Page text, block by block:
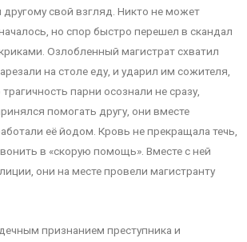
свой взгляд. Никто не может
но спор быстро перешел в скандал
Озлобленный магистрат схватил
на столе еду, и ударил им сожителя,
парни осознали не сразу,
помогать другу, они вместе
её йодом. Кровь не прекращала течь,
в «скорую помощь». Вместе с ней
они на месте провели магистранту
признанием преступника и